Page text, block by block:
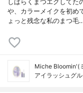
しばらくまつエクしてた
や、カラーメイクを初め
ょっと残念な私のまつ
Miche Bloomin'(
アイラッシュグ